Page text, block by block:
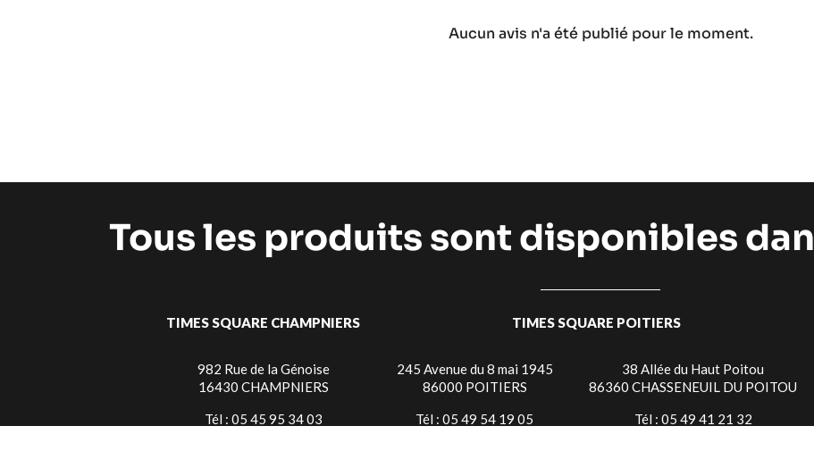
Aucun avis n'a été publié pour le moment.
Tous les produits sont disponibles
TIMES SQUARE CHAMPNIERS
982 Rue de la Génoise
16430 CHAMPNIERS
Tél : 05 45 95 34 03
TIMES SQUARE POITIERS
245 Avenue du 8 mai 1945
86000 POITIERS
Tél : 05 49 54 19 05
38 Allée du Haut Poitou
86360 CHASSENEUIL DU POITOU
Tél : 05 49 41 21 32